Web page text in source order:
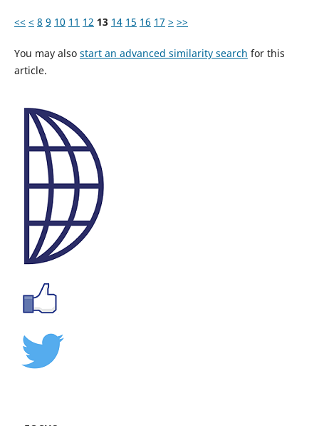
<< < 8 9 10 11 12 13 14 15 16 17 > >>
You may also start an advanced similarity search for this
article.